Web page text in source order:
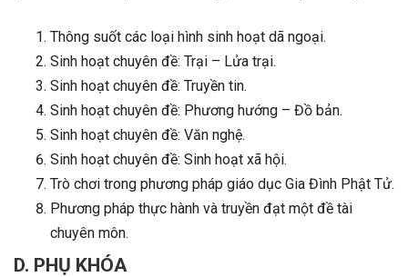
Thông suốt các loại hình sinh hoạt dã ngoại.
Sinh hoạt chuyên đề: Trại – Lửa trại.
Sinh hoạt chuyên đề: Truyền tin.
Sinh hoạt chuyên đề: Phương hướng – Đồ bản.
Sinh hoạt chuyên đề: Văn nghệ.
Sinh hoạt chuyên đề: Sinh hoạt xã hội.
Trò chơi trong phương pháp giáo dục Gia Đình Phật Tử.
Phương pháp thực hành và truyền đạt một đề tài
chuyên môn.
D. PHỤ KHÓA